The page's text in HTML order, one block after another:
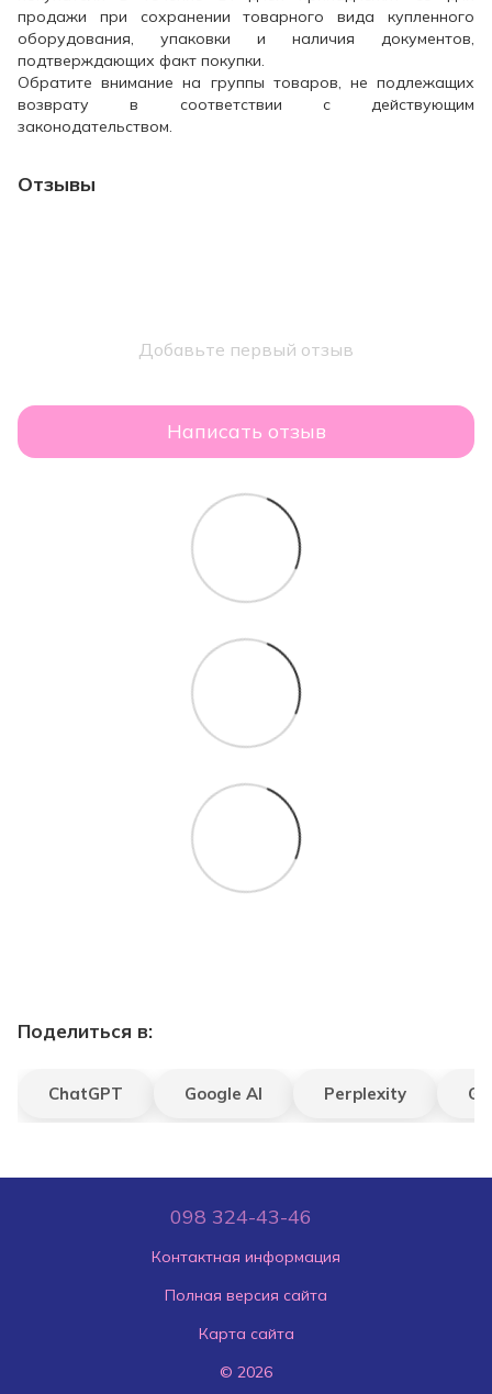
продажи при сохранении товарного вида купленного
оборудования, упаковки и наличия документов,
подтверждающих факт покупки.
Обратите внимание на группы товаров, не подлежащих
возврату в соответствии с действующим
законодательством.
Отзывы
Добавьте первый отзыв
Написать отзыв
Поделиться в:
ChatGPT Google AI Perplexity
098 324-43-46
Контактная информация
Полная версия сайта
Карта сайта
© 2026